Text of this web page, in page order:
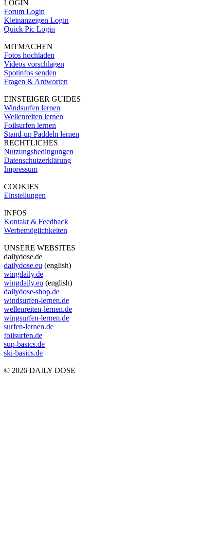
LOGIN
Forum Login
Kleinanzeigen Login
Quick Pic Login
MITMACHEN
Fotos hochladen
Videos vorschlagen
Spotinfos senden
Fragen & Antworten
EINSTEIGER GUIDES
Windsurfen lernen
Wellenreiten lernen
Foilsurfen lernen
Stand-up Paddeln lernen
RECHTLICHES
Nutzungsbedingungen
Datenschutzerklärung
Impressum
COOKIES
Einstellungen
INFOS
Kontakt & Feedback
Werbemöglichkeiten
UNSERE WEBSITES
dailydose.de
dailydose.eu (english)
wingdaily.de
wingdaily.eu (english)
dailydose-shop.de
windsurfen-lernen.de
wellenreiten-lernen.de
wingsurfen-lernen.de
surfen-lernen.de
foilsurfen.de
sup-basics.de
ski-basics.de
© 2026 DAILY DOSE